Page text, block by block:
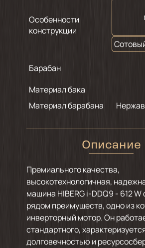
Особенности
конструкции
Барабан
Материал бака
Материал барабана
Описание
Премиального качества,
высокотехнологичная,
машина HIBERG i-DDQ9 - 612 W
рядом преимуществ, одно из
инверторный мотор. Он
стандартного,
долговечностью и